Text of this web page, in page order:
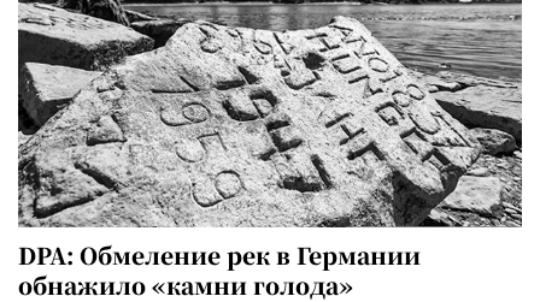
DPA: Обмеление рек в Германии
обнажило «камни голода»